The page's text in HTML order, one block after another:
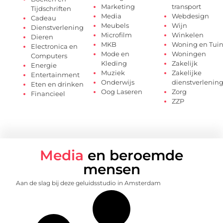
Tijdschriften
Cadeau
Dienstverlening
Dieren
Electronica en
Computers
Energie
Entertainment
Eten en drinken
Financieel
Marketing
Media
Meubels
Microfilm
MKB
Mode en
Kleding
Muziek
Onderwijs
Oog Laseren
transport
Webdesign
Wijn
Winkelen
Woning en Tuin
Woningen
Zakelijk
Zakelijke
dienstverlening
Zorg
ZZP
Media en beroemde
mensen
Aan de slag bij deze geluidsstudio in Amsterdam